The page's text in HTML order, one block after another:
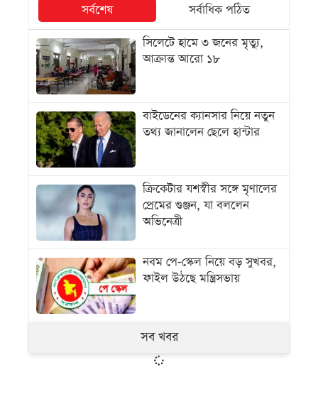
সর্বশেষ
সর্বাধিক পঠিত
সিলেটে হামে ৩ জনের মৃত্যু,
আক্রান্ত আরো ১৮
বাইডেনের ক্যানসার নিয়ে নতুন
তথ্য জানালেন ছেলে হান্টার
ক্রিকেটার যশস্বীর সঙ্গে মৃণালের
প্রেমের গুঞ্জন, যা বললেন
অভিনেত্রী
নবম পে-স্কেল নিয়ে বড় সুখবর,
ফাইল উঠছে মন্ত্রিসভায়
সব খবর